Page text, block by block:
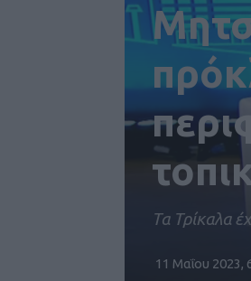
Τα Τρίκαλα
11 Μαΐου 2023,